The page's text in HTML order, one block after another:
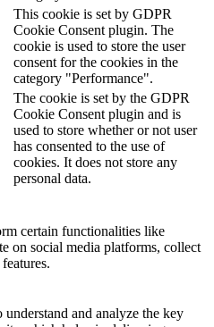
This cookie is set by GDPR
Cookie Consent plugin. The
cookie is used to store the user
consent for the cookies in the
category "Performance".
The cookie is set by the GDPR
Cookie Consent plugin and is
used to store whether or not user
has consented to the use of
cookies. It does not store any
personal data.
certain functionalities like
on social media platforms, collect
understand and analyze the key